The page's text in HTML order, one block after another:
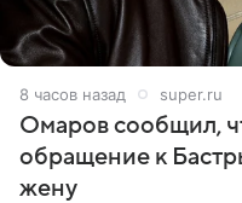
8 часов назад super.ru
Омаров сообщил,
обращение к
жену